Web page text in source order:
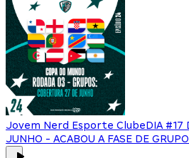
Jovem Nerd Esporte ClubeDIA #17
JUNHO - ACABOU A FASE DE